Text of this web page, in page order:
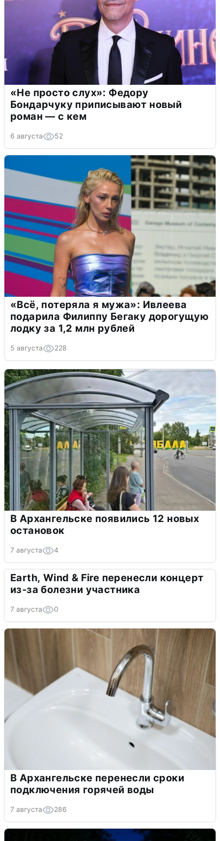
«Не просто слух»: Федору
Бондарчуку приписывают новый
роман — с кем
6 августа 52
«Всё, потеряла я мужа»: Ивлеева
подарила Филиппу Бегаку дорогущую
лодку за 1,2 млн рублей
5 августа 228
В Архангельске появились 12 новых
остановок
7 августа 4
Earth, Wind & Fire перенесли концерт
из-за болезни участника
7 августа 0
В Архангельске перенесли сроки
подключения горячей воды
7 августа 286